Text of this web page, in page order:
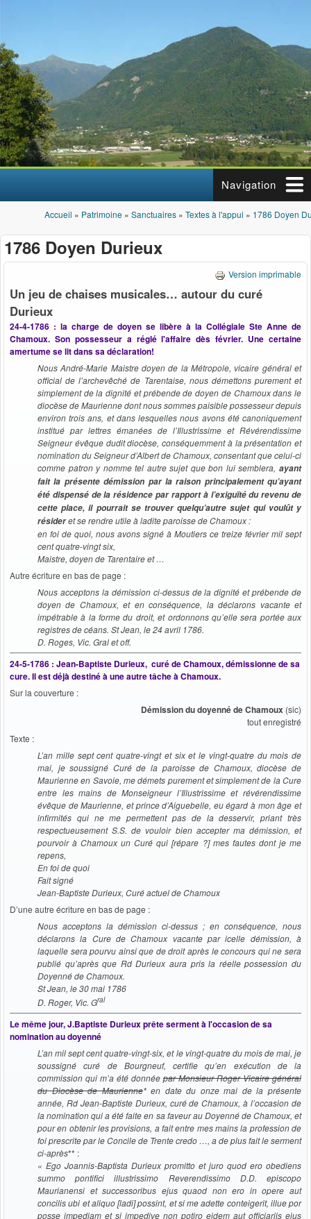
Navigation
Vous êtes ici
Accueil » Patrimoine » Sanctuaires » Textes à l'appui » 1786 Doyen
1786 Doyen Durieux
Version imprimable
Un jeu de chaises musicales… autour du curé
Durieux
24-4-1786 : la charge de doyen se libère à la Collégiale Ste Anne de
Chamoux. Son possesseur a réglé l'affaire dès février. Une certaine
amertume se lit dans sa déclaration!
Nous André-Marie Maistre doyen de la Métropole, vicaire général et
official de l’archevêché de Tarentaise, nous démettons purement et
simplement de la dignité et prébende de doyen de Chamoux dans le
diocèse de Maurienne dont nous sommes paisible possesseur depuis
environ trois ans, et dans lesquelles nous avons été canoniquement
institué par lettres émanées de l’Illustrissime et Révérendissime
Seigneur évêque dudit diocèse, conséquemment à la présentation et
nomination du Seigneur d’Albert de Chamoux, consentant que celui-ci
comme patron y nomme tel autre sujet que bon lui semblera, ayant
fait la présente démission par la raison principalement qu’ayant
été dispensé de la résidence par rapport à l’exiguïté du revenu de
cette place, il pourrait se trouver quelqu’autre sujet qui voulût y
résideret se rendre utile à ladite paroisse de Chamoux :
en foi de quoi, nous avons signé à Moutiers ce treize février mil sept
cent quatre-vingt six,
Maistre, doyen de Tarentaire et …
Autre écriture en bas de page :
Nous acceptons la démission ci-dessus de la dignité et prébende de
doyen de Chamoux, et en conséquence, la déclarons vacante et
impétrable à la forme du droit, et ordonnons qu’elle sera portée aux
registres de céans. St Jean, le 24 avril 1786.
D. Roges, Vic. Gral et off.
24-5-1786 : Jean-Baptiste Durieux, curé de Chamoux, démissionne de sa
cure. Il est déjà destiné à une autre tâche à Chamoux.
Sur la couverture :
Démission du doyenné de Chamoux (sic)
tout enregistré
Texte :
L’an mille sept cent quatre-vingt et six et le vingt-quatre du mois de
mai, je soussigné Curé de la paroisse de Chamoux, diocèse de
Maurienne en Savoie, me démets purement et simplement de la Cure
entre les mains de Monseigneur l’Illustrissime et révérendissime
évêque de Maurienne, et prince d’Aiguebelle, eu égard à mon âge et
infirmités qui ne me permettent pas de la desservir, priant très
respectueusement S.S. de vouloir bien accepter ma démission, et
pourvoir à Chamoux un Curé qui [répare ?] mes fautes dont je me
repens,
En foi de quoi
Fait signé
Jean-Baptiste Durieux, Curé actuel de Chamoux
D’une autre écriture en bas de page :
Nous acceptons la démission ci-dessus ; en conséquence, nous
déclarons la Cure de Chamoux vacante par icelle démission, à
laquelle sera pourvu ainsi que de droit après le concours qui ne sera
publié qu’après que Rd Durieux aura pris la réelle possession du
Doyenné de Chamoux.
St Jean, le 30 mai 1786
D. Roger, Vic. Gral
Le même jour, J.Baptiste Durieux prête serment à l'occasion de sa
nomination au doyenné
L’an mil sept cent quatre-vingt-six, et le vingt-quatre du mois de mai, je
soussigné curé de Bourgneuf, certifie qu’en exécution de la
commission qui m’a été donnée par Monsieur Roger Vicaire général
du Diocèse de Maurienne* en date du onze mai de la présente
année, Rd Jean-Baptiste Durieux, curé de Chamoux, à l’occasion de
la nomination qui a été faite en sa faveur au Doyenné de Chamoux, et
pour en obtenir les provisions, a fait entre mes mains la profession de
foi prescrite par le Concile de Trente credo …, a de plus fait le serment
ci-après** :
« Ego Joannis-Baptista Durieux promitto et juro quod ero obediens
summo pontifici illustrissimo Reverendissimo D.D. episcopo
Maurianensi et successoribus ejus quaod non ero in opere aut
concilis ubi et aliquo [ladi] possint, et si me adette conteigerit, illue por
posse impediam et si impedive non potiro eidem aut officiariis ejus